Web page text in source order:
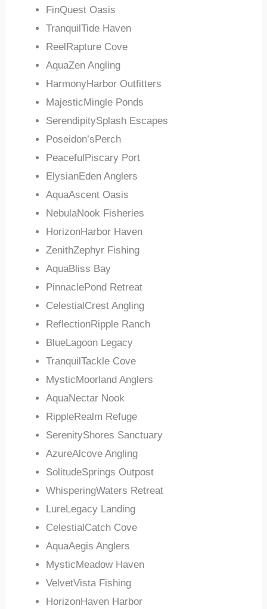
FinQuest Oasis
TranquilTide Haven
ReelRapture Cove
AquaZen Angling
HarmonyHarbor Outfitters
MajesticMingle Ponds
SerendipitySplash Escapes
Poseidon’sPerch
PeacefulPiscary Port
ElysianEden Anglers
AquaAscent Oasis
NebulaNook Fisheries
HorizonHarbor Haven
ZenithZephyr Fishing
AquaBliss Bay
PinnaclePond Retreat
CelestialCrest Angling
ReflectionRipple Ranch
BlueLagoon Legacy
TranquilTackle Cove
MysticMoorland Anglers
AquaNectar Nook
RippleRealm Refuge
SerenityShores Sanctuary
AzureAlcove Angling
SolitudeSprings Outpost
WhisperingWaters Retreat
LureLegacy Landing
CelestialCatch Cove
AquaAegis Anglers
MysticMeadow Haven
VelvetVista Fishing
HorizonHaven Harbor